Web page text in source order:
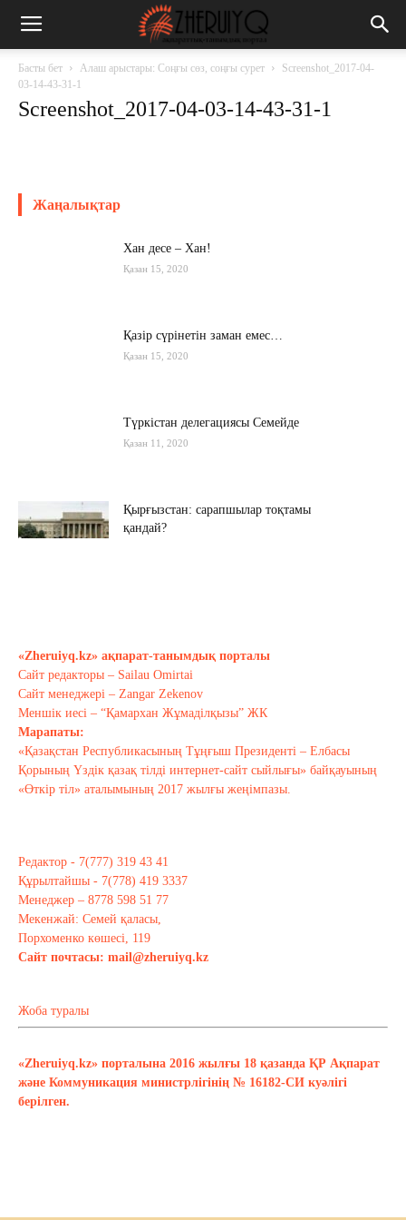
Басты бет Алаш арыстары: Соңғы сөз, соңғы сурет
Screenshot_2017-04-
03-14-43-31-1
Screenshot_2017-04-03-14-43-31-1
Жаңалықтар
Хан десе – Хан!
Қазан 15, 2020
Қазір сүрінетін заман емес…
Қазан 15, 2020
Түркістан делегациясы Семейде
Қазан 11, 2020
Қырғызстан: сарапшылар тоқтамы
қандай?
Тағы оқу
«Zheruiyq.kz» ақпарат-танымдық порталы
Сайт редакторы – Sailau Omirtai
Сайт менеджері – Zangar Zekenov
Меншік иесі – “Қамархан Жұмаділқызы” ЖК
Марапаты:
«Қазақстан Республикасының Тұңғыш Президенті – Елбасы
Қорының Үздік қазақ тілді интернет-сайт сыйлығы» байқауының
«Өткір тіл» аталымының 2017 жылғы жеңімпазы.
Редактор - 7(777) 319 43 41
Құрылтайшы - 7(778) 419 3337
Менеджер – 8778 598 51 77
Мекенжай: Семей қаласы,
Порхоменко көшесі, 119
Сайт почтасы: mail@zheruiyq.kz
Жоба туралы
«Zheruiyq.kz» порталына 2016 жылғы 18 қазанда ҚР Ақпарат
және Коммуникация министрлігінің № 16182-СИ куәлігі
берілген.